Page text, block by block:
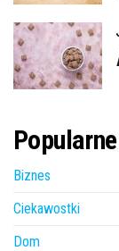
Biznes
Ciekawostki
Dom